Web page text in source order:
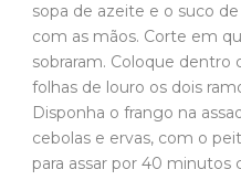
sopa de azeite e o suco
com as mãos. Corte em
sobraram. Coloque dentro
folhas de louro os dois
Disponha o frango na
cebolas e ervas, com o
para assar por 40 minutos